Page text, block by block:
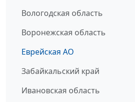
Вологодская область
Воронежская область
Еврейская АО
Забайкальский край
Ивановская область